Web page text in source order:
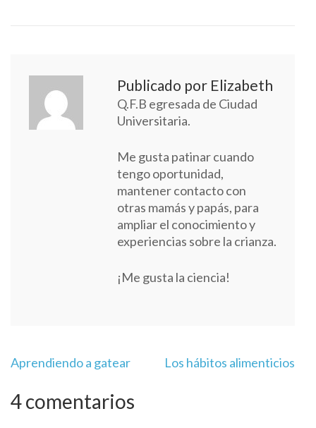
Publicado por Elizabeth
Q.F.B egresada de Ciudad
Universitaria.
Me gusta patinar cuando
tengo oportunidad,
mantener contacto con
otras mamás y papás, para
ampliar el conocimiento y
experiencias sobre la crianza.
¡Me gusta la ciencia!
Navegación
entradas
Aprendiendo a gatear Los hábitos alimenticios
4 comentarios